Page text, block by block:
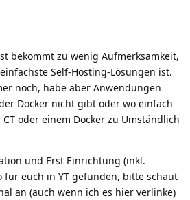
bekommt zu wenig Aufmerksamkeit,
Self-Hosting-Lösungen ist.
noch, habe aber Anwendungen
Docker nicht gibt oder wo einfach
oder einem Docker zu Umständlich
und Erst Einrichtung (inkl.
für euch in YT gefunden, bitte schaut
an (auch wenn ich es hier verlinke)